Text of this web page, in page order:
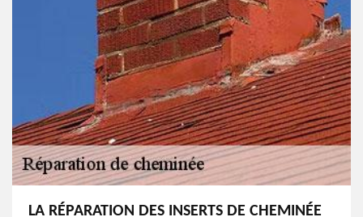
LA RÉPARATION DES INSERTS DE CHEMINÉE